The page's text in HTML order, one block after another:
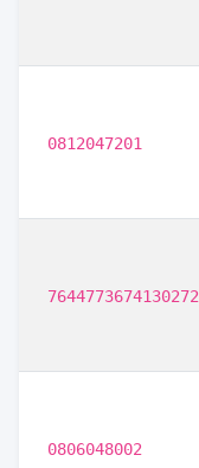
0812047201
7644773674130272
0806048002